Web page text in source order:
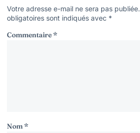
Votre adresse e-mail ne sera pas publiée.
obligatoires sont indiqués avec *
Commentaire*
Nom*